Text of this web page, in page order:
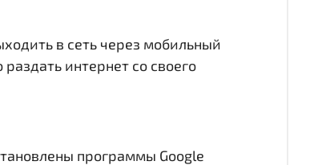
в сеть через мобильный
интернет со своего
программы Google